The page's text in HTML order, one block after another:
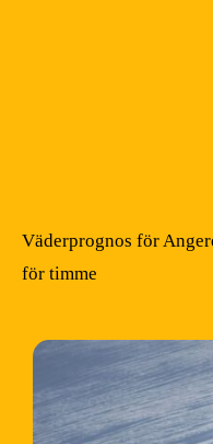
Väderprognos för
för timme